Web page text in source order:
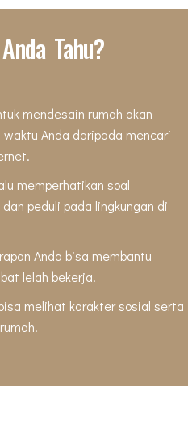
Tahu?
mendesain rumah akan
Anda daripada mencari
memperhatikan soal
peduli pada lingkungan di
Anda bisa membantu
lelah bekerja.
melihat karakter sosial serta